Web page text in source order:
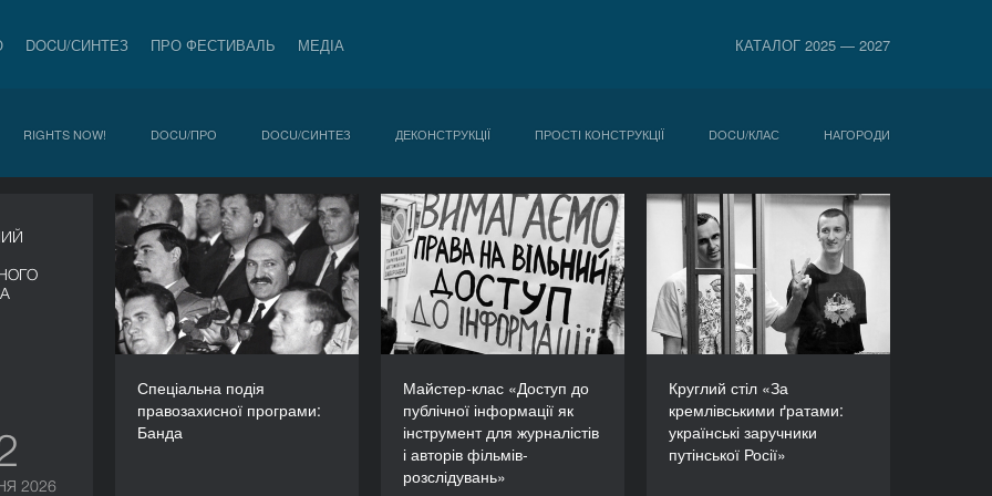
DOCU/СИНТЕЗ ПРО ФЕСТИВАЛЬ МЕДІА КАТАЛОГ 2025 — 2027
RIGHTS NOW! DOCU/ПРО DOCU/СИНТЕЗ ДЕКОНСТРУКЦІЇ ПРОСТІ КОНСТРУКЦІЇ DOCU/КЛАС НАГОРОДИ
2026
Спеціальна подія
правозахисної програми:
Банда
Спеціальна подія
правозахисної
програми: Банда
ТРИВАЛІСТЬ
60’
Майстер-клас «Доступ до
публічної інформації як
інструмент для журналістів
і авторів фільмів-
розслідувань»
Майстер-клас «Доступ
до публічної інформації
як інструмент для
журналістів і авторів
фільмів-розслідувань»
ТРИВАЛІСТЬ
Круглий стіл «За
кремлівськими ґратами:
українські заручники
путінської Росії»
Круглий стіл «За
кремлівськими ґратами:
українські заручники
путінської Росії»
ТРИВАЛІСТЬ
90’